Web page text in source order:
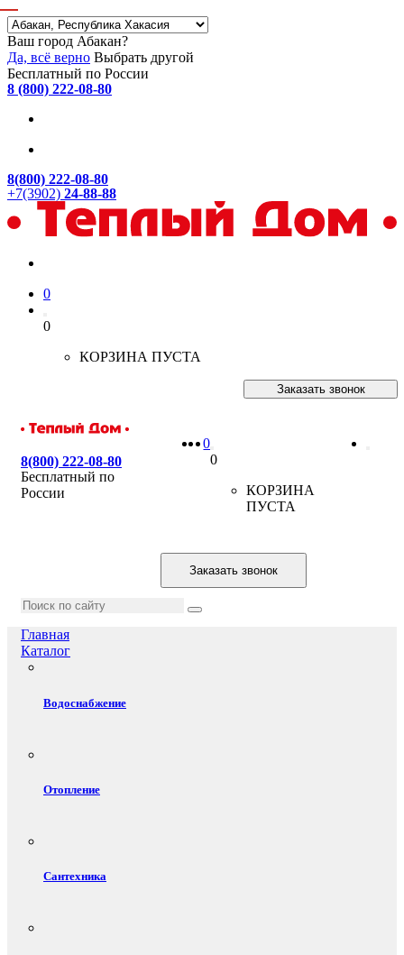
Ваш город Абакан?
Да, всё верно Выбрать другой
Бесплатный по России
8 (800) 222-08-80
8(800) 222-08-80
+7(3902) 24-88-88
0
0
КОРЗИНА ПУСТА
Заказать звонок
8(800) 222-08-80
Бесплатный по
России
0
0
КОРЗИНА
ПУСТА
Заказать звонок
Главная
Каталог
Водоснабжение
Отопление
Сантехника